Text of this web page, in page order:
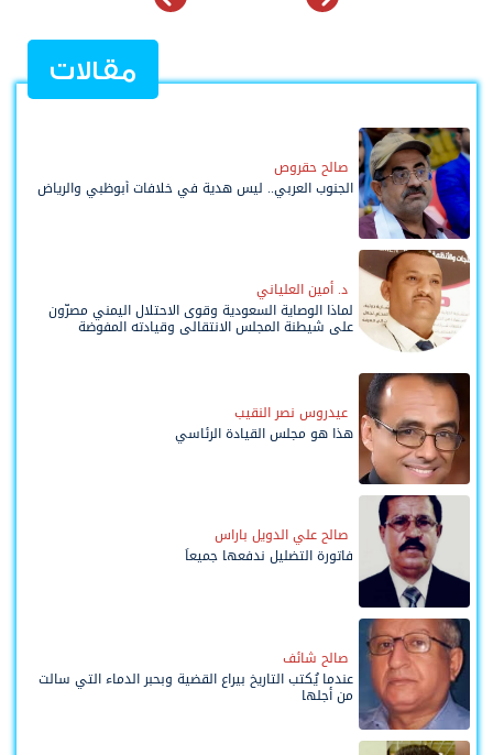
مقالات
صالح حقروص
الجنوب العربي.. ليس هدية في خلافات أبوظبي والرياض
د. أمين العلياني
لماذا الوصاية السعودية وقوى الاحتلال اليمني مصرّون
على شيطنة المجلس الانتقالي وقيادته المفوضة
عيدروس نصر النقيب
هذا هو مجلس القيادة الرئاسي
صالح علي الدويل باراس
فاتورة التضليل ندفعها جميعاً
صالح شائف
عندما يُكتب التاريخ بيراع القضية وبحبر الدماء التي سالت
من أجلها